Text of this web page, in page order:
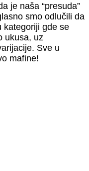
je naša “presuda”
smo odlučili da
kategoriji gde se
ukusa, uz
Sve u
mafine!